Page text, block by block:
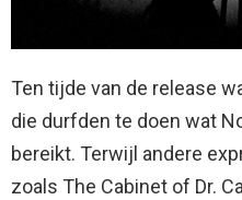
Ten tijde van de release
die durfden te doen wat
bereikt. Terwijl andere
zoals The Cabinet of Dr.